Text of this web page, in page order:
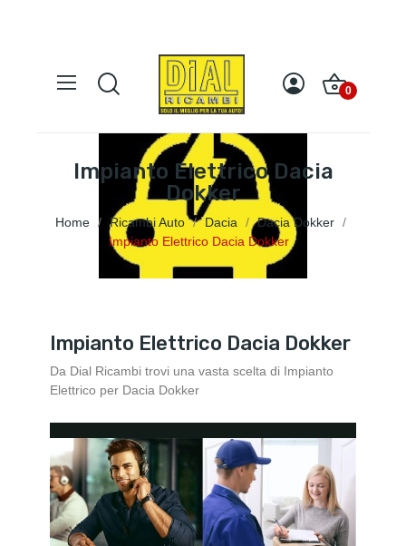
0
Impianto Elettrico Dacia
Dokker
Home Ricambi Auto Dacia
Dacia Dokker
Impianto Elettrico Dacia Dokker
Impianto Elettrico Dacia Dokker
Da Dial Ricambi trovi una vasta scelta di Impianto
Elettrico per Dacia Dokker